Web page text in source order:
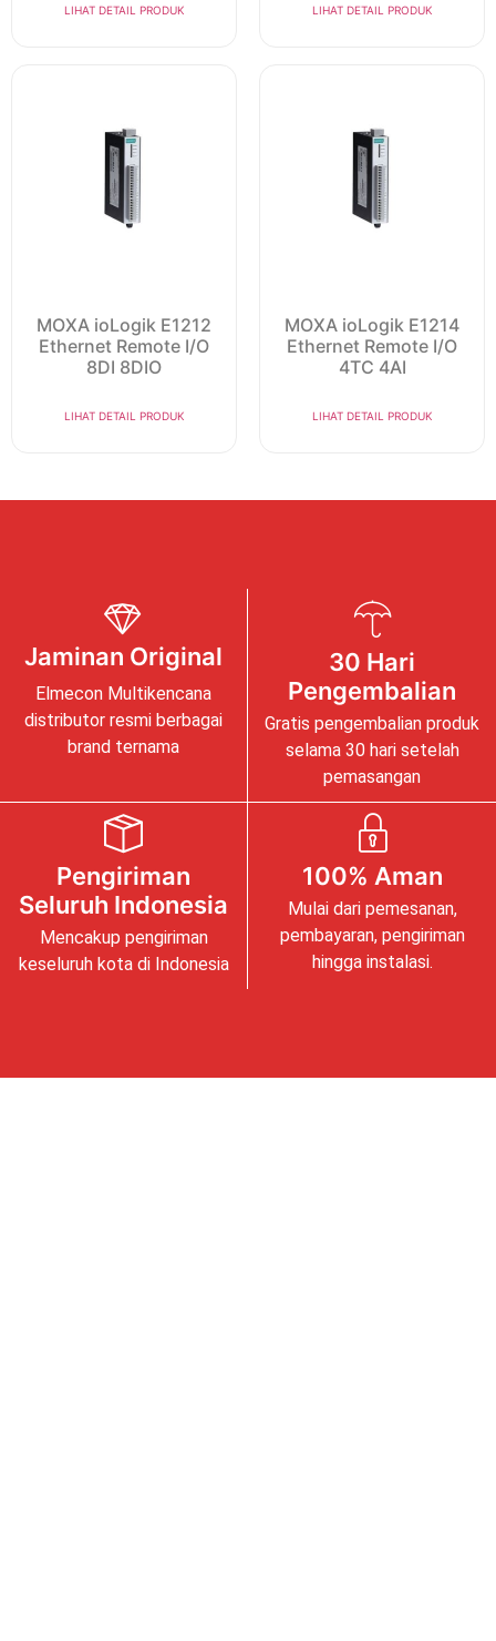
LIHAT DETAIL PRODUK LIHAT DETAIL PRODUK
MOXA ioLogik E1212
Ethernet Remote I/O
8DI 8DIO
LIHAT DETAIL PRODUK
MOXA ioLogik E1214
Ethernet Remote I/O
4TC 4AI
LIHAT DETAIL PRODUK
Jaminan Original
Elmecon Multikencana
distributor resmi berbagai
brand ternama
30 Hari
Pengembalian
Gratis pengembalian produk
selama 30 hari setelah
pemasangan
Pengiriman
Seluruh Indonesia
Mencakup pengiriman
keseluruh kota di Indonesia
100% Aman
Mulai dari pemesanan,
pembayaran, pengiriman
hingga instalasi.